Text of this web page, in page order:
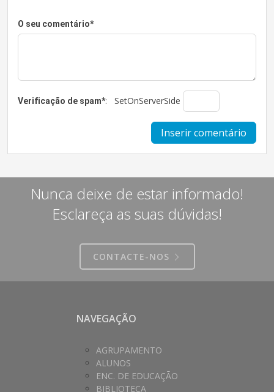
O seu comentário*
Verificação de spam*: SetOnServerSide
Nunca deixe de estar informado!
Esclareça as suas dúvidas!
CONTACTE-NOS
NAVEGAÇÃO
AGRUPAMENTO
ALUNOS
ENC. DE EDUCAÇÃO
BIBLIOTECA